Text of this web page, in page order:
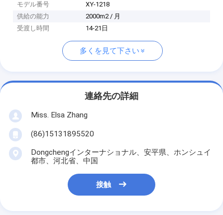
モデル番号
XY-1218
供給の能力
2000m2 / 月
受渡し時間
14-21日
多くを見て下さい
連絡先の詳細
Miss. Elsa Zhang
(86)15131895520
Dongchengインターナショナル、安平県、ホンシュイ
都市、河北省、中国
接触